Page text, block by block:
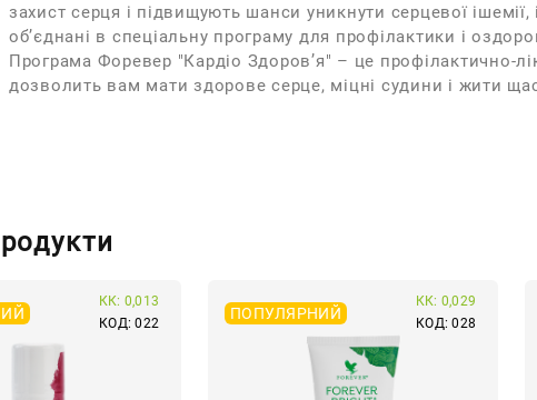
захист серця і підвищують шанси уникнути серцевої ішемії,
об’єднані в спеціальну програму для профілактики і
Програма Форевер "Кардіо Здоров’я" – це профілактично-
дозволить вам мати здорове серце, міцні судини і жити
КОД: 022
КК: 0,013
ПОПУЛЯРНИЙ
КОД: 028
КК: 0,029